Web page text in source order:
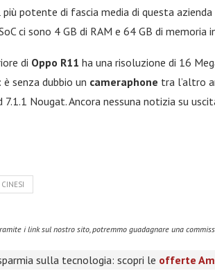
più potente di fascia media di questa
ci sono 4 GB di RAM e 64 GB di memoria
di Oppo R11 ha una risoluzione di 16
senza dubbio un cameraphone tra l’altro
Nougat. Ancora nessuna notizia su
i link sul nostro sito, potremmo guadagnare una
sulla tecnologia: scopri le offerte